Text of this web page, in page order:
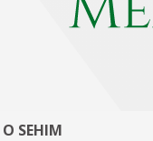
O SEHIM